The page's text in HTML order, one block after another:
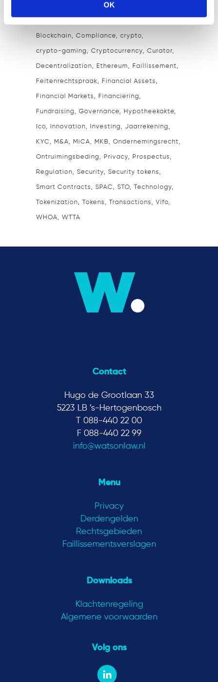
OK
Blockchain Compliance crypto
crypto-gaming Cryptocurrency Curator
Decentralization Ethereum Faillissement
Feitenrechtspraak Financial Assets
Financial Markets Financiering
Fundraising Governance Hypotheekakte
Ico Innovation Investing Jaarrekening
KYC M&A MiCA MKB Ondernemingsrecht
Ontruimingsbeding Privacy Prospectus
Regulation Security Security tokens
Smart Contracts SPAC STO Technology
Tokenization Tokens Transactions Vifo
WHOA WTTA
Contact
Hugo de Grootlaan 33
5223 LB ‘s-Hertogenbosch
T 088-440 22 00
F 088-440 22 99
info@watsonlaw.nl
Menu
Privacy
Derdengelden
Rechtsgebieden
Faillissementsverslagen
Downloads
Klachtenregeling
Algemene voorwaarden
Volg ons